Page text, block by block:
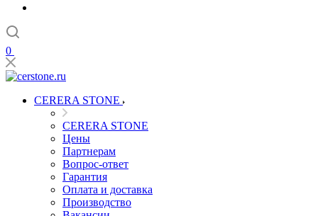
0
CERERA STONE
CERERA STONE
Цены
Партнерам
Вопрос-ответ
Гарантия
Оплата и доставка
Производство